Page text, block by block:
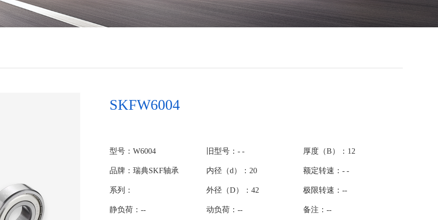
SKFW6004
型号：W6004 旧型号：- - 厚度（B）：12
品牌：瑞典SKF轴承 内径（d）：20 额定转速：- -
系列： 外径（D）：42 极限转速：--
静负荷：-- 动负荷：-- 备注：--